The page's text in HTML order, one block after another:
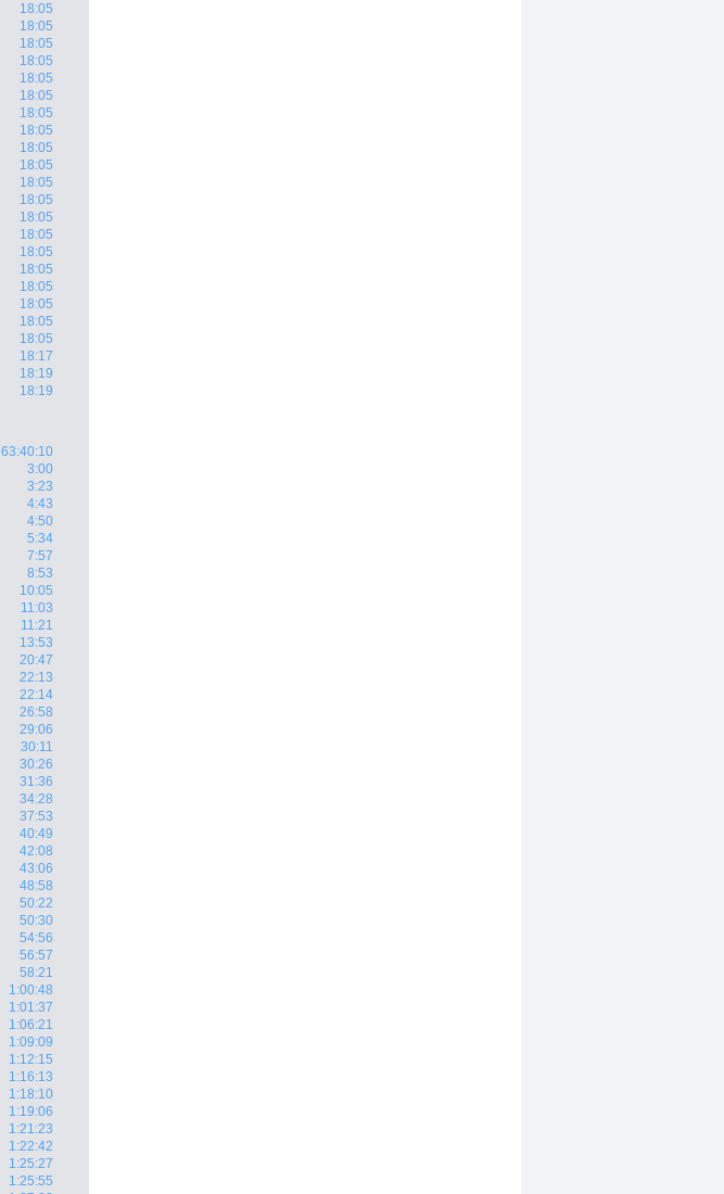
18:05
18:05
18:05
18:05
18:05
18:05
18:05
18:05
18:05
18:05
18:05
18:05
18:05
18:05
18:05
18:05
18:05
18:05
18:05
18:05
18:17
18:19
18:19
63:40:10
3:00
3:23
4:43
4:50
5:34
7:57
8:53
10:05
11:03
11:21
13:53
20:47
22:13
22:14
26:58
29:06
30:11
30:26
31:36
34:28
37:53
40:49
42:08
43:06
48:58
50:22
50:30
54:56
56:57
58:21
1:00:48
1:01:37
1:06:21
1:09:09
1:12:15
1:16:13
1:18:10
1:19:06
1:21:23
1:22:42
1:25:27
1:25:55